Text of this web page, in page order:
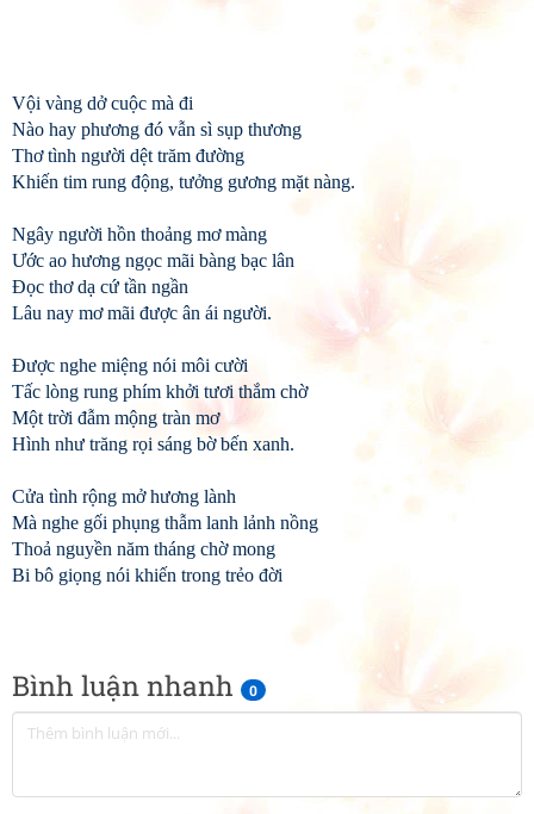
Bình luận nhanh 0
Vội vàng dở cuộc mà đi
Nào hay phương đó vẫn sì sụp thương
Thơ tình người dệt trăm đường
Khiến tim rung động, tưởng gương mặt nàng.
Ngây người hồn thoảng mơ màng
Ước ao hương ngọc mãi bàng bạc lân
Đọc thơ dạ cứ tần ngần
Lâu nay mơ mãi được ân ái người.
Được nghe miệng nói môi cười
Tấc lòng rung phím khởi tươi thắm chờ
Một trời đẫm mộng tràn mơ
Hình như trăng rọi sáng bờ bến xanh.
Cửa tình rộng mở hương lành
Mà nghe gối phụng thẫm lanh lảnh nồng
Thoả nguyền năm tháng chờ mong
Bi bô giọng nói khiến trong trẻo đời